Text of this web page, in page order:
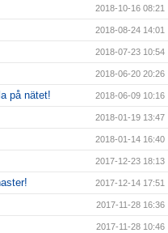
2018-10-16 08:21
2018-08-24 14:01
2018-07-23 10:54
2018-06-20 20:26
på nätet! 2018-06-09 10:16
2018-01-19 13:47
2018-01-14 16:40
2017-12-23 18:13
2017-12-14 17:51
2017-11-28 16:36
2017-11-28 10:46